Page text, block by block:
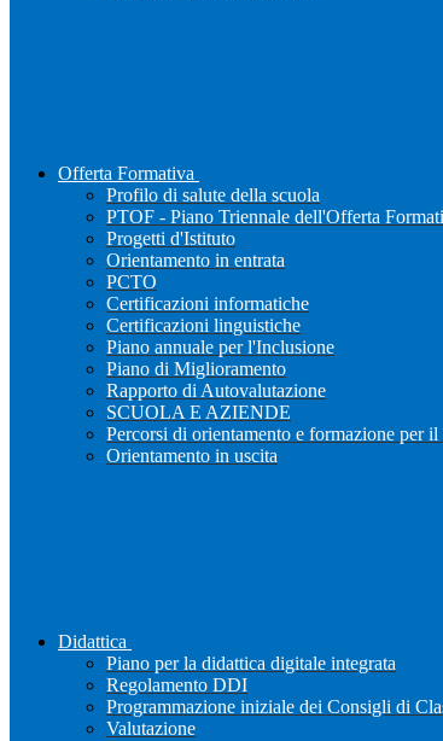
Offerta Formativa
Profilo di salute della scuola
PTOF - Piano Triennale dell'Offerta
Progetti d'Istituto
Orientamento in entrata
PCTO
Certificazioni informatiche
Certificazioni linguistiche
Piano annuale per l'Inclusione
Piano di Miglioramento
Rapporto di Autovalutazione
SCUOLA E AZIENDE
Percorsi di orientamento e formazione per
Orientamento in uscita
Didattica
Piano per la didattica digitale integrata
Regolamento DDI
Programmazione iniziale dei Consigli di
Valutazione